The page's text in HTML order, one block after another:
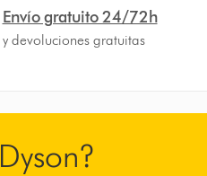
Envío gratuito 24/72h
y devoluciones gratuitas